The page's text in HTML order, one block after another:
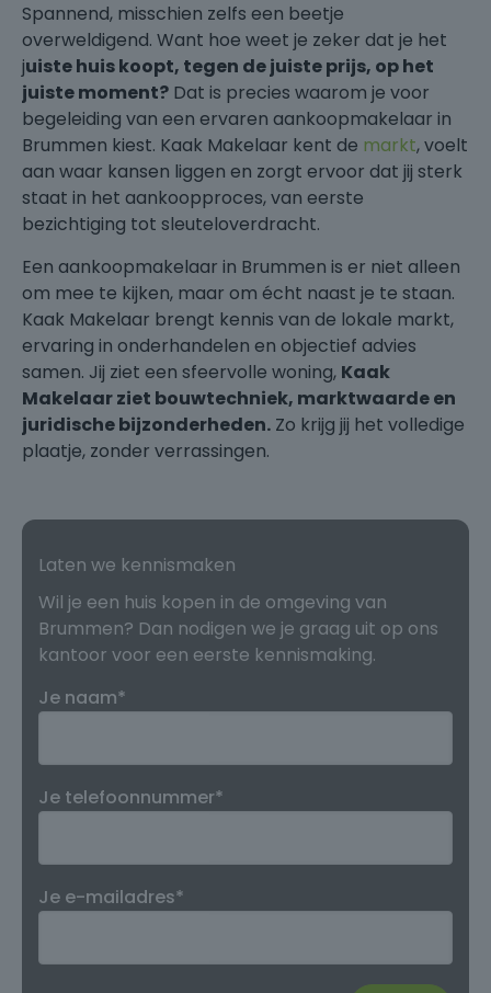
Spannend, misschien zelfs een beetje
overweldigend. Want hoe weet je zeker dat je het
juiste huis koopt, tegen de juiste prijs, op het
juiste moment? Dat is precies waarom je voor
begeleiding van een ervaren aankoopmakelaar in
Brummen kiest. Kaak Makelaar kent de markt, voelt
aan waar kansen liggen en zorgt ervoor dat jij sterk
staat in het aankoopproces, van eerste
bezichtiging tot sleuteloverdracht.
Een aankoopmakelaar in Brummen is er niet alleen
om mee te kijken, maar om écht naast je te staan.
Kaak Makelaar brengt kennis van de lokale markt,
ervaring in onderhandelen en objectief advies
samen. Jij ziet een sfeervolle woning, Kaak
Makelaar ziet bouwtechniek, marktwaarde en
juridische bijzonderheden. Zo krijg jij het volledige
plaatje, zonder verrassingen.
Laten we kennismaken
Wil je een huis kopen in de omgeving van
Brummen? Dan nodigen we je graag uit op ons
kantoor voor een eerste kennismaking.
Je naam*
Je telefoonnummer*
Je e-mailadres*